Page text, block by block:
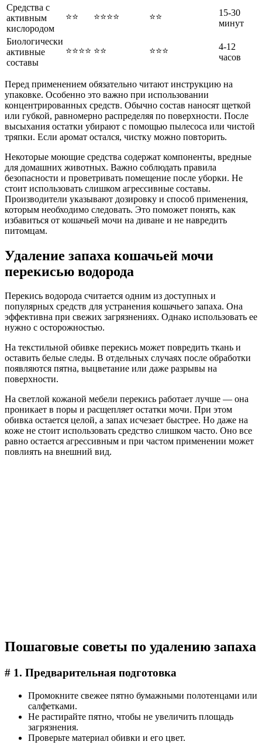
Средства с
активным
кислородом
⭐⭐ ⭐⭐⭐⭐ ⭐⭐
15-30
минут
Биологически
активные
составы
⭐⭐⭐⭐ ⭐⭐ ⭐⭐⭐
4-12
часов
Перед применением обязательно читают инструкцию на
упаковке. Особенно это важно при использовании
концентрированных средств. Обычно состав наносят щеткой
или губкой, равномерно распределяя по поверхности. После
высыхания остатки убирают с помощью пылесоса или чистой
тряпки. Если аромат остался, чистку можно повторить.
Некоторые моющие средства содержат компоненты, вредные
для домашних животных. Важно соблюдать правила
безопасности и проветривать помещение после уборки. Не
стоит использовать слишком агрессивные составы.
Производители указывают дозировку и способ применения,
которым необходимо следовать. Это поможет понять, как
избавиться от кошачьей мочи на диване и не навредить
питомцам.
Удаление запаха кошачьей мочи
перекисью водорода
Перекись водорода считается одним из доступных и
популярных средств для устранения кошачьего запаха. Она
эффективна при свежих загрязнениях. Однако использовать ее
нужно с осторожностью.
На текстильной обивке перекись может повредить ткань и
оставить белые следы. В отдельных случаях после обработки
появляются пятна, выцветание или даже разрывы на
поверхности.
На светлой кожаной мебели перекись работает лучше — она
проникает в поры и расщепляет остатки мочи. При этом
обивка остается целой, а запах исчезает быстрее. Но даже на
коже не стоит использовать средство слишком часто. Оно все
равно остается агрессивным и при частом применении может
повлиять на внешний вид.
Пошаговые советы по удалению запаха
# 1. Предварительная подготовка
Промокните свежее пятно бумажными полотенцами или
салфетками.
Не растирайте пятно, чтобы не увеличить площадь
загрязнения.
Проверьте материал обивки и его цвет.